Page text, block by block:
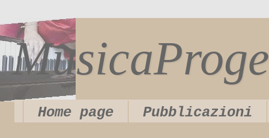
Home page Pubblicazioni